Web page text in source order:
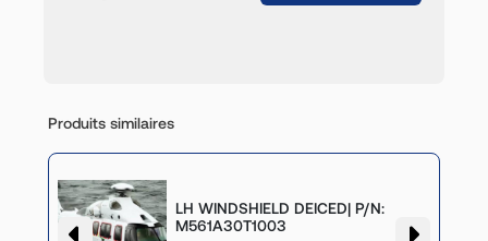
Produits similaires
LH WINDSHIELD DEICED| P/N:
M561A30T1003